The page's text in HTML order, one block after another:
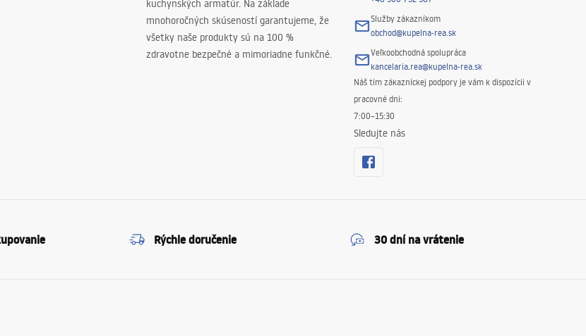
kuchynských armatúr. Na základe
mnohoročných skúseností garantujeme, že
všetky naše produkty sú na 100 %
zdravotne bezpečné a mimoriadne funkčné.
Služby zákazníkom
obchod@kupelna-rea.sk
Veľkoobchodná spolupráca
kancelaria.rea@kupelna-rea.sk
Náš tím zákazníckej podpory je vám k dispozícii v
pracovné dni:
7:00–15:30
Sledujte nás
Rýchle doručenie 30 dní na vrátenie